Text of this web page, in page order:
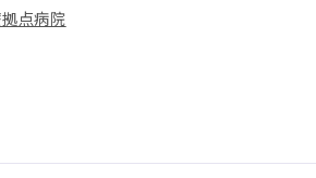
点病院